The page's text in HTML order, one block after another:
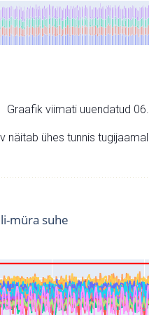
Graafik viimati uuendatud
näitab ühes tunnis
müra suhe